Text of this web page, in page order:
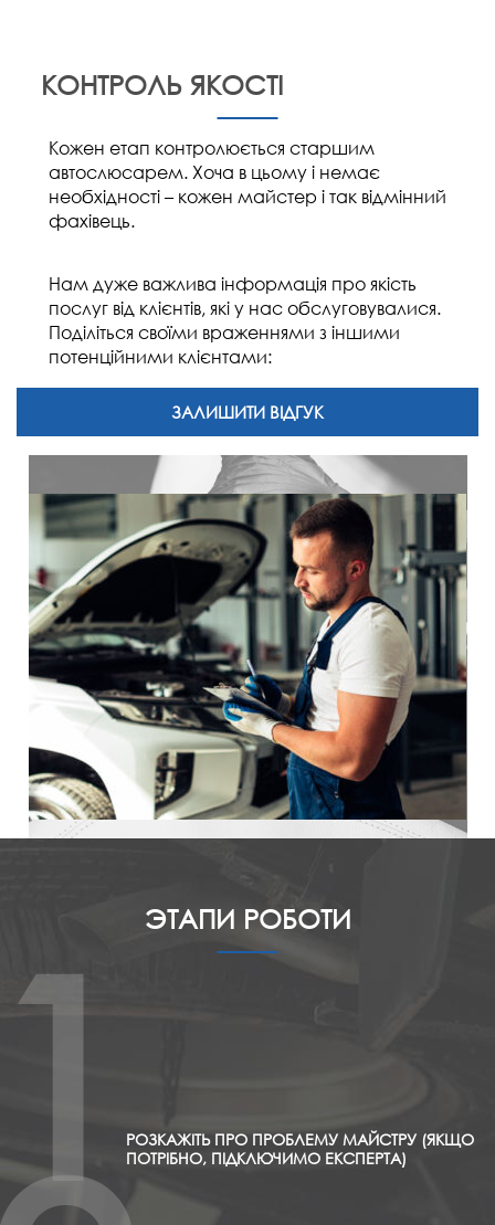
КОНТРОЛЬ ЯКОСТІ
Кожен етап контролюється старшим
автослюсарем. Хоча в цьому і немає
необхідності – кожен майстер і так відмінний
фахівець.
Нам дуже важлива інформація про якість
послуг від клієнтів, які у нас обслуговувалися.
Поділіться своїми враженнями з іншими
потенційними клієнтами:
ЗАЛИШИТИ ВІДГУК
ЭТАПИ РОБОТИ
РОЗКАЖІТЬ ПРО ПРОБЛЕМУ МАЙСТРУ (ЯКЩО
ПОТРІБНО, ПІДКЛЮЧИМО ЕКСПЕРТА)